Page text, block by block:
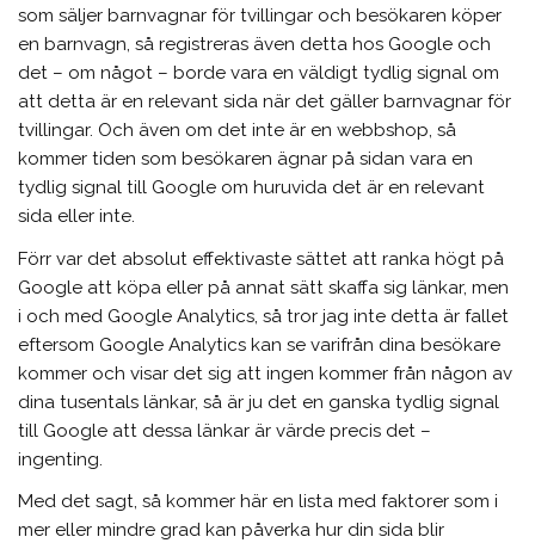
som säljer barnvagnar för tvillingar och besökaren köper
en barnvagn, så registreras även detta hos Google och
det – om något – borde vara en väldigt tydlig signal om
att detta är en relevant sida när det gäller barnvagnar för
tvillingar. Och även om det inte är en webbshop, så
kommer tiden som besökaren ägnar på sidan vara en
tydlig signal till Google om huruvida det är en relevant
sida eller inte.
Förr var det absolut effektivaste sättet att ranka högt på
Google att köpa eller på annat sätt skaffa sig länkar, men
i och med Google Analytics, så tror jag inte detta är fallet
eftersom Google Analytics kan se varifrån dina besökare
kommer och visar det sig att ingen kommer från någon av
dina tusentals länkar, så är ju det en ganska tydlig signal
till Google att dessa länkar är värde precis det –
ingenting.
Med det sagt, så kommer här en lista med faktorer som i
mer eller mindre grad kan påverka hur din sida blir